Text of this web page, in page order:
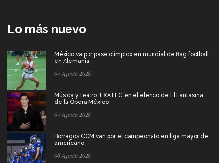
Lo más nuevo
México va por pase olímpico en mundial de flag football
en Alemania
07 Agosto 2026
Música y teatro: EXATEC en el elenco de El Fantasma
de la Ópera México
07 Agosto 2026
Borregos CCM van por el campeonato en liga mayor de
americano
06 Agosto 2026